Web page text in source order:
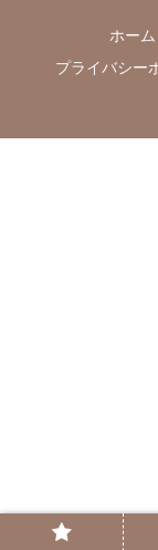
ホーム
プライバシー